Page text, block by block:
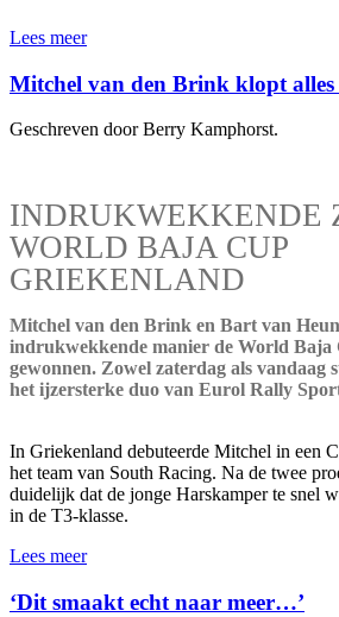
Lees meer
Mitchel van den Brink klopt alles
Geschreven door Berry Kamphorst.
INDRUKWEKKENDE
WORLD BAJA CUP
GRIEKENLAND
Mitchel van den Brink en Bart van Heun
indrukwekkende manier de World Baja
gewonnen. Zowel zaterdag als vandaag
het ijzersterke duo van Eurol Rally
In Griekenland debuteerde Mitchel in een
het team van South Racing. Na de twee
duidelijk dat de jonge Harskamper te snel
in de T3-klasse.
Lees meer
‘Dit smaakt echt naar meer…’